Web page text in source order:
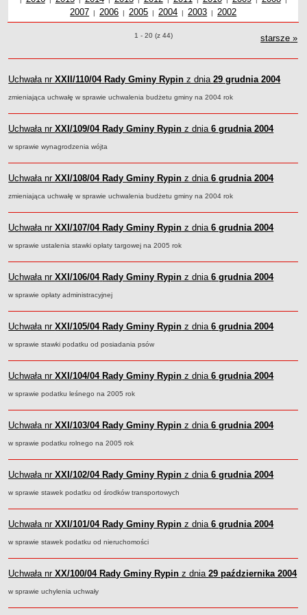
Dane statystyczne
Rejestr zbiorów danych osobowych
Rejestr instytucji kultury
AKTUALNOŚCI I OGŁOSZENIA
URZĄD GMINY
Dane teleadresowe
Tabela informacyjna
Czas pracy urzędu
Kompetencje referatów
Regulamin organizacyjny
Regulamin naboru na wolne stanowiska urzędnicze
Ogłoszenia o naborze na wolne stanowiska urzędnicze
Lista kandydatów spełniających wymagania formalne w naborach na
Wyniki naboru na wolne stanowiska urzędnicze
Petycje
Sygnaliści
Galeria
Raporty o stanie dostępności
WŁADZE I STRUKTURA
Struktura organizacyjna
Rada gminy
Wójt
Urząd gminy
2007 | Uchwały z roku
2006 | Uchwały z roku
2005 | Uchwały z roku
2004 | Uchwały z roku
2003 | Uchwały z roku
2002
Uchwały o pozycjach
1 - 20 (z 44) starsze »
Uchwała nrXXII/110/04 Rady Gminy Rypin z dnia29 grudnia 2004
zmieniająca uchwałę w sprawie uchwalenia budżetu gminy na 2004 rok
Uchwała nrXXI/109/04 Rady Gminy Rypin z dnia6 grudnia 2004
w sprawie wynagrodzenia wójta
Uchwała nrXXI/108/04 Rady Gminy Rypin z dnia6 grudnia 2004
zmieniająca uchwałę w sprawie uchwalenia budżetu gminy na 2004 rok
Uchwała nrXXI/107/04 Rady Gminy Rypin z dnia6 grudnia 2004
w sprawie ustalenia stawki opłaty targowej na 2005 rok
Uchwała nrXXI/106/04 Rady Gminy Rypin z dnia6 grudnia 2004
w sprawie opłaty administracyjnej
Uchwała nrXXI/105/04 Rady Gminy Rypin z dnia6 grudnia 2004
w sprawie stawki podatku od posiadania psów
Uchwała nrXXI/104/04 Rady Gminy Rypin z dnia6 grudnia 2004
w sprawie podatku leśnego na 2005 rok
Uchwała nrXXI/103/04 Rady Gminy Rypin z dnia6 grudnia 2004
w sprawie podatku rolnego na 2005 rok
Uchwała nrXXI/102/04 Rady Gminy Rypin z dnia6 grudnia 2004
w sprawie stawek podatku od środków transportowych
Uchwała nrXXI/101/04 Rady Gminy Rypin z dnia6 grudnia 2004
w sprawie stawek podatku od nieruchomości
Uchwała nrXX/100/04 Rady Gminy Rypin z dnia29 października 2004
w sprawie uchylenia uchwały